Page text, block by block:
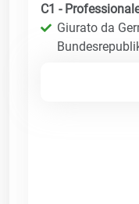
C1 -
Giurato da